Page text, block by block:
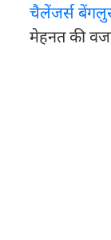
चैलेंजर्स
मेहनत की